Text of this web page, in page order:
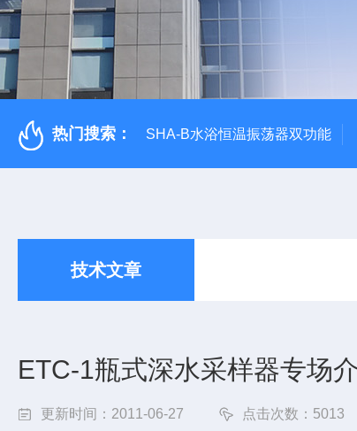
热门搜索： SHA-B水浴恒温振荡器双功能
技术文章
ETC-1瓶式深水采样器专场
更新时间：2011-06-27 点击次数：5013